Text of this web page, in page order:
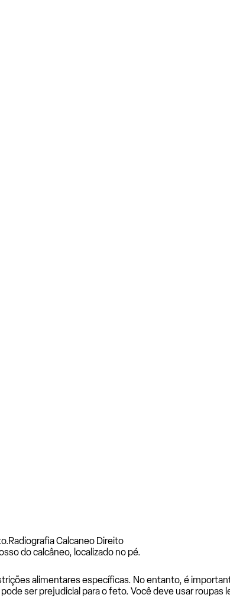
Radiografia Calcaneo Direito
do calcâneo, localizado no pé.
alimentares específicas. No entanto, é
ser prejudicial para o feto. Você deve usar